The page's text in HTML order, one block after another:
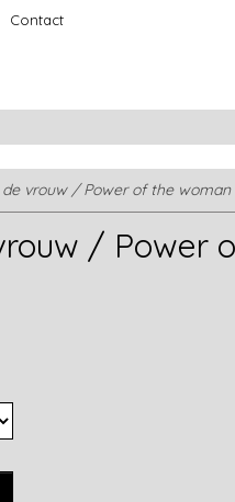
Contact
vrouw / Power of the woman
/ Power